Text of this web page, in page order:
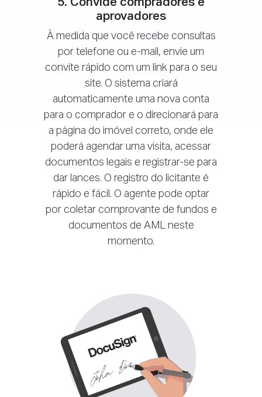
5. Convide compradores e
aprovadores
À medida que você recebe consultas
por telefone ou e-mail, envie um
convite rápido com um link para o seu
site. O sistema criará
automaticamente uma nova conta
para o comprador e o direcionará para
a página do imóvel correto, onde ele
poderá agendar uma visita, acessar
documentos legais e registrar-se para
dar lances. O registro do licitante é
rápido e fácil. O agente pode optar
por coletar comprovante de fundos e
documentos de AML neste
momento.